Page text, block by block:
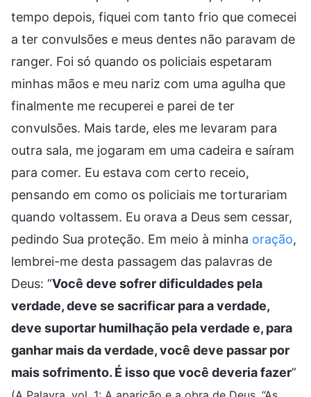
tempo depois, fiquei com tanto frio que comecei
a ter convulsões e meus dentes não paravam de
ranger. Foi só quando os policiais espetaram
minhas mãos e meu nariz com uma agulha que
finalmente me recuperei e parei de ter
convulsões. Mais tarde, eles me levaram para
outra sala, me jogaram em uma cadeira e saíram
para comer. Eu estava com certo receio,
pensando em como os policiais me torturariam
quando voltassem. Eu orava a Deus sem cessar,
pedindo Sua proteção. Em meio à minha oração,
lembrei-me desta passagem das palavras de
Deus: “Você deve sofrer dificuldades pela
verdade, deve se sacrificar para a verdade,
deve suportar humilhação pela verdade e, para
ganhar mais da verdade, você deve passar por
mais sofrimento. É isso que você deveria fazer”